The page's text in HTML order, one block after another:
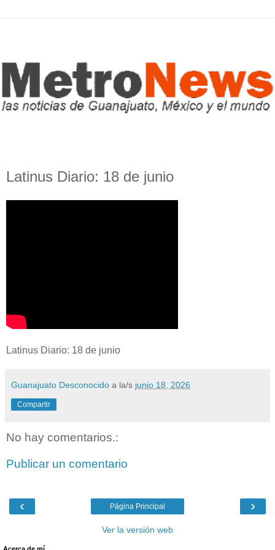
Latinus Diario: 18 de junio
Latinus Diario: 18 de junio
Guanajuato Desconocido a la/s junio 18, 2026
Compartir
No hay comentarios.:
Publicar un comentario
‹ ›
Página Principal
Ver la versión web